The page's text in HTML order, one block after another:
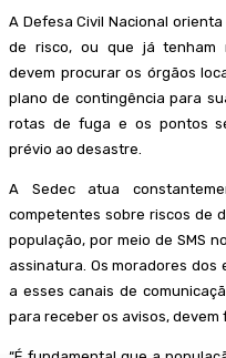
A Defesa Civil Nacional
de risco, ou que já tenham
devem procurar os órgãos
plano de contingência para
rotas de fuga e os pontos
prévio ao desastre.
A Sedec atua
competentes sobre riscos de
população, por meio de SMS
assinatura. Os moradores
a esses canais de
para receber os avisos, devem